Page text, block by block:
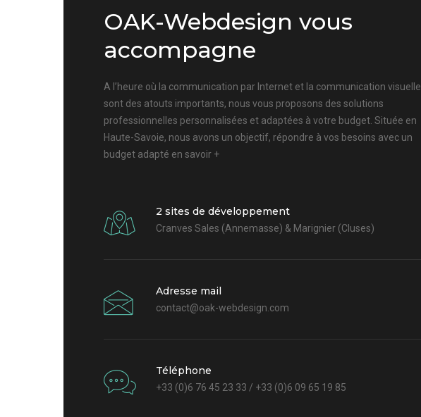
OAK-Webdesign vous
accompagne
A l’heure où la communication par Internet et la communication visuelle
sont des atouts importants, nous vous proposons des solutions
professionnelles personnalisées et adaptées à votre budget. Située en
Haute-Savoie, nous avons un objectif, répondre à vos besoins avec un
budget adapté en savoir +
2 sites de développement
Cranves Sales (Annemasse) & Marignier (Cluses)
Adresse mail
contact@oak-webdesign.com
Téléphone
+33 (0)6 76 45 23 33 / +33 (0)6 09 65 19 85